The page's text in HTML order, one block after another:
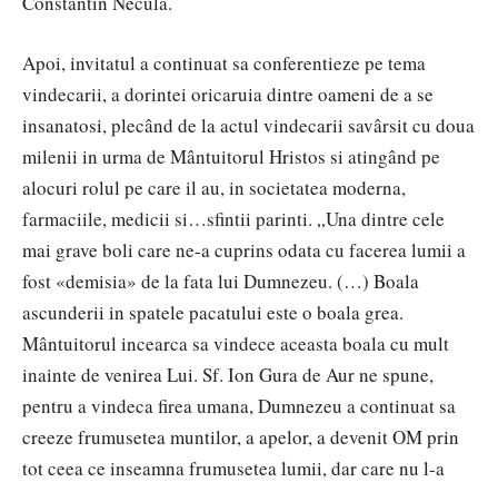
Apoi, invitatul a continuat sa conferentieze pe tema
vindecarii, a dorintei oricaruia dintre oameni de a se
insanatosi, plecând de la actul vindecarii savârsit cu doua
milenii in urma de Mântuitorul Hristos si atingând pe
alocuri rolul pe care il au, in societatea moderna,
farmaciile, medicii si…sfintii parinti. „Una dintre cele
mai grave boli care ne-a cuprins odata cu facerea lumii a
fost «demisia» de la fata lui Dumnezeu. (…) Boala
ascunderii in spatele pacatului este o boala grea.
Mântuitorul incearca sa vindece aceasta boala cu mult
inainte de venirea Lui. Sf. Ion Gura de Aur ne spune,
pentru a vindeca firea umana, Dumnezeu a continuat sa
creeze frumusetea muntilor, a apelor, a devenit OM prin
tot ceea ce inseamna frumusetea lumii, dar care nu l-a